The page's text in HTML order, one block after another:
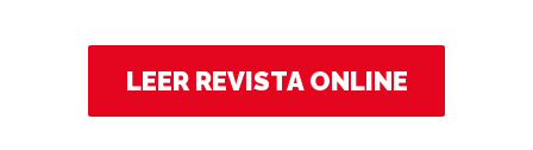
LEER REVISTA ONLINE